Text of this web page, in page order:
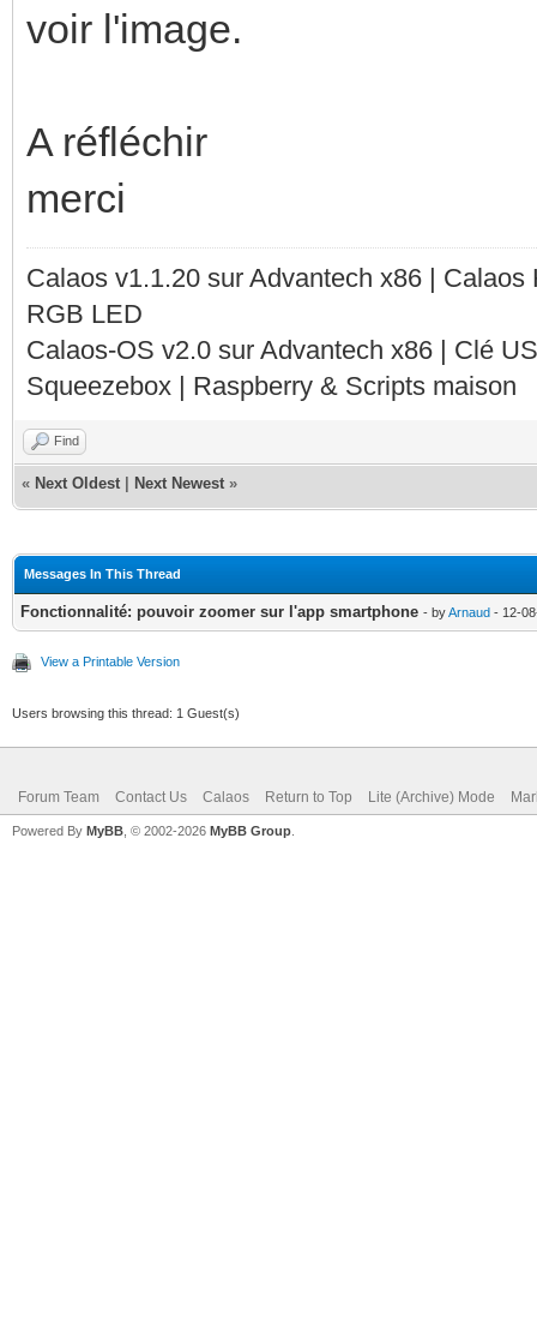
voir l'image.
A réfléchir
merci
Calaos v1.1.20 sur Advantech x86 |
RGB LED
Calaos-OS v2.0 sur Advantech x86 | Clé
Squeezebox | Raspberry & Scripts maison
Find
« Next Oldest Next Newest »
Messages In This Thread
Fonctionnalité: pouvoir zoomer sur l'app smartphone - byArnaud - 12-
View a Printable Version
Users browsing this thread: 1 Guest(s)
Forum Team Contact Us Calaos Return to Top Lite (Archive) Mode
Powered By MyBB , © 2002-2026 MyBB Group